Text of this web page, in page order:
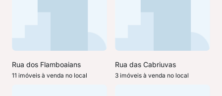
Rua dos Flamboaians
11 imóveis à venda no local
Rua das Cabriuvas
3 imóveis à venda no local